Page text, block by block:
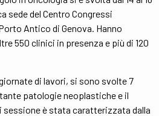
sede del Centro Congressi
Antico di Genova. Hanno
550 clinici in presenza e più di 120
di lavori, si sono svolte 7
patologie neoplastiche e il
sessione è stata caratterizzata dalla